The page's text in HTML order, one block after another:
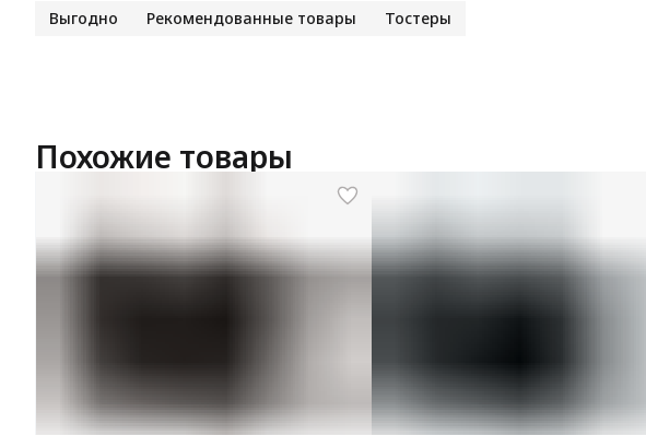
Выгодно Рекомендованные товары Тостеры
Похожие товары